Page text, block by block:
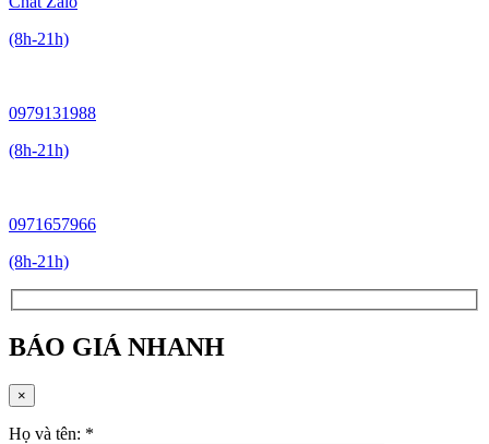
(8h-21h)
0979131988
(8h-21h)
0971657966
(8h-21h)
BÁO GIÁ NHANH
×
Họ và tên: *